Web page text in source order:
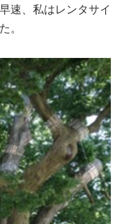
速、私はレンタサイ
。